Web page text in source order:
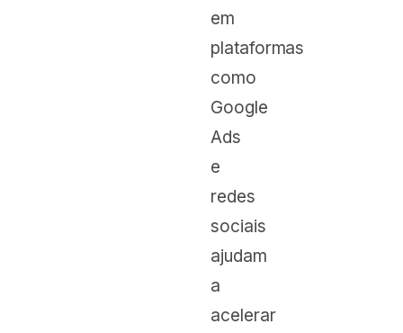
em
plataformas
como
Google
Ads
e
redes
sociais
ajudam
a
acelerar